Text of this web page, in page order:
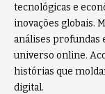
tecnológicas e
inovações globais.
análises profundas
universo online.
histórias que
digital.